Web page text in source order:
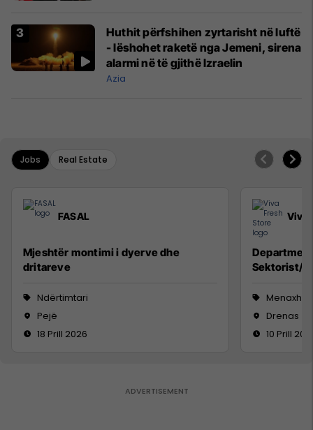
Huthit përfshihen zyrtarisht në luftë
- lëshohet raketë nga Jemeni, sirena
alarmi në të gjithë Izraelin
Azia
Jobs Real Estate
FASAL
Mjeshtër montimi i dyerve dhe
dritareve
Ndërtimtari
Pejë
18 Prill 2026
Viva
Sektorist/
Drenas
10 Prill